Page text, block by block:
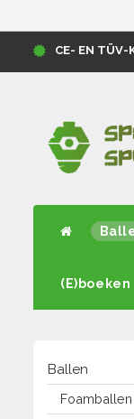
CE- EN TÜV-
(E)boeken
Ballen